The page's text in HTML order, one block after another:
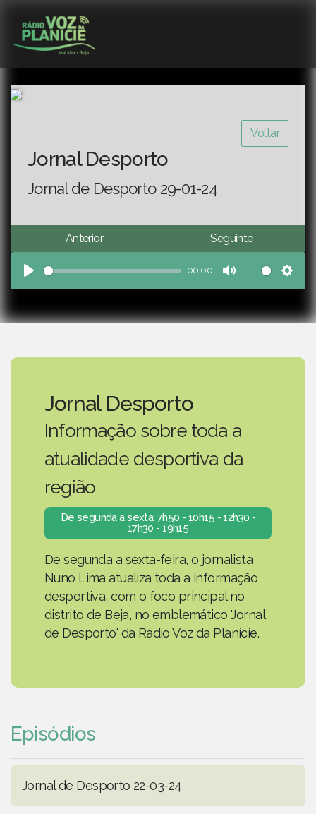
Voltar
Jornal Desporto
Jornal de Desporto 29-01-24
Anterior Seguinte
Play
00:00
Mute
Jornal Desporto
Informação sobre toda a
atualidade desportiva da
região
De segunda a sexta: 7h50 - 10h15 - 12h30 -
17h30 - 19h15
De segunda a sexta-feira, o jornalista
Nuno Lima atualiza toda a informação
desportiva, com o foco principal no
distrito de Beja, no emblemático 'Jornal
de Desporto' da Rádio Voz da Planície.
Episódios
Jornal de Desporto 22-03-24